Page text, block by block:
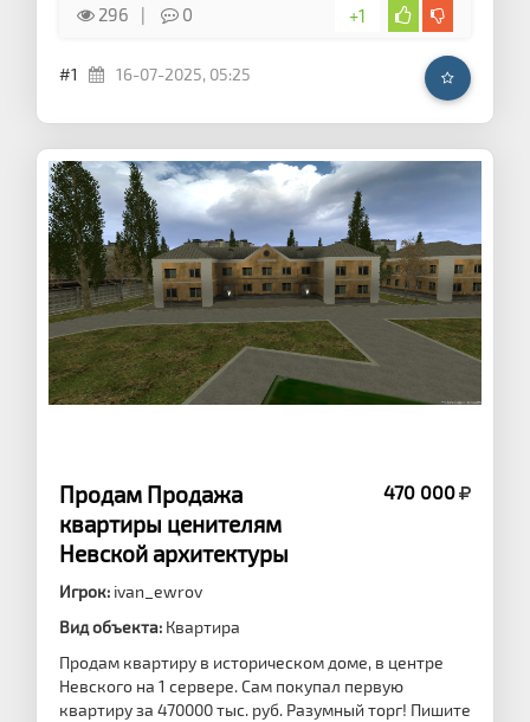
296 0 +1
#1 16-07-2025, 05:25
Продам Продажа
квартиры ценителям
Невской архитектуры
470 000
Игрок: ivan_ewrov
Вид объекта: Квартира
Продам квартиру в историческом доме, в центре
Невского на 1 сервере. Сам покупал первую
квартиру за 470000 тыс. руб. Разумный торг! Пишите